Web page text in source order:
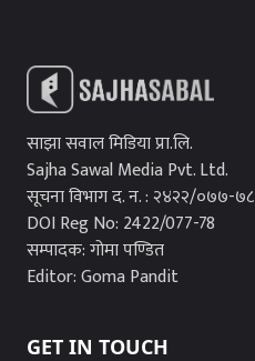
साझा सवाल मिडिया प्रा.लि.
Sajha Sawal Media Pvt. Ltd.
सूचना विभाग द. न. : २४२२/०७७-७८
DOI Reg No: 2422/077-78
सम्पादक: गोमा पण्डित
Editor: Goma Pandit
GET IN TOUCH